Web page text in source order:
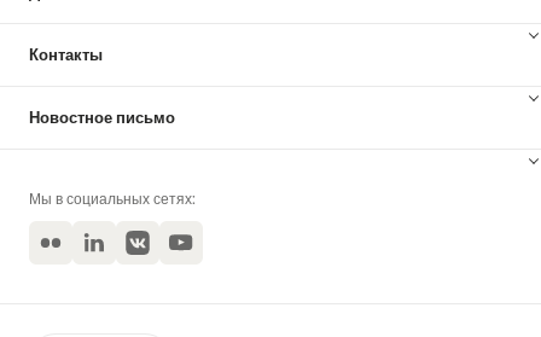
Контакты
Новостное письмо
Мы в социальных сетях:
Flickr LinkedInVKontakteYouTube